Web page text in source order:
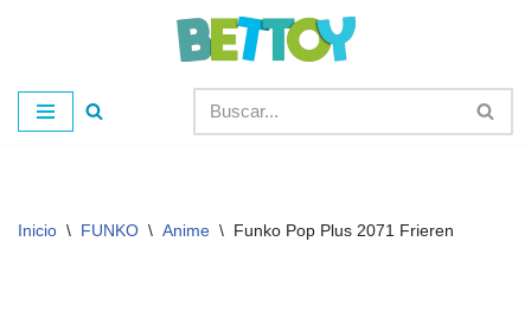
al
contenido
Inicio \ FUNKO \ Anime \ Funko Pop Plus 2071 Frieren